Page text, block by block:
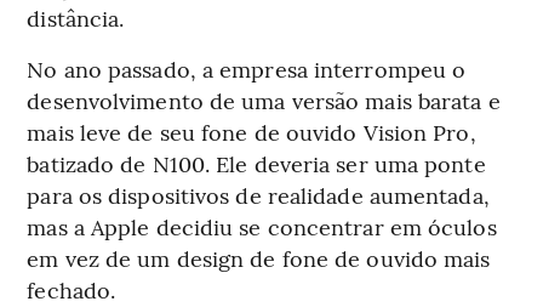
distância.
No ano passado, a empresa interrompeu o
desenvolvimento de uma versão mais barata e
mais leve de seu fone de ouvido Vision Pro,
batizado de N100. Ele deveria ser uma ponte
para os dispositivos de realidade aumentada,
mas a Apple decidiu se concentrar em óculos
em vez de um design de fone de ouvido mais
fechado.